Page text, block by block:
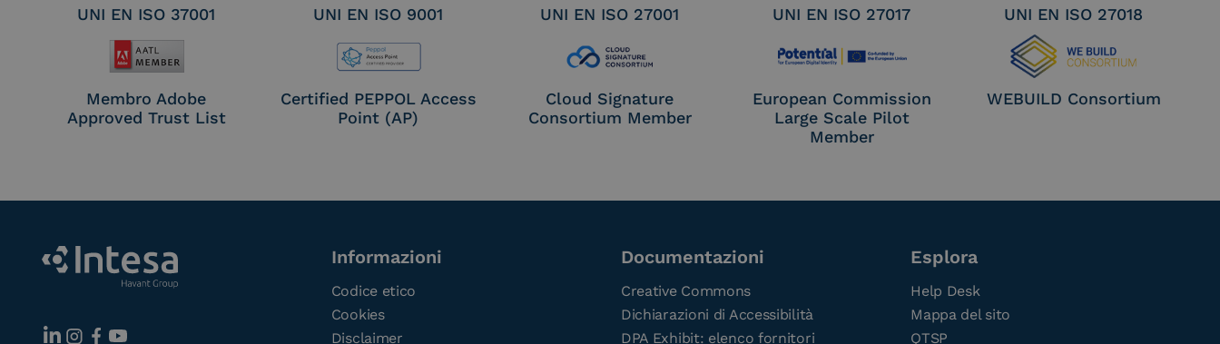
UNI EN ISO 37001 UNI EN ISO 9001 UNI EN ISO 27001 UNI EN ISO 27017 UNI EN ISO 27018
Membro Adobe
Approved Trust List
Certified PEPPOL Access
Point (AP)
Cloud Signature
Consortium Member
European Commission
Large Scale Pilot
Member
WEBUILD Consortium
Informazioni
Codice etico
Cookies
Disclaimer
Documentazioni
Creative Commons
Dichiarazioni di Accessibilità
DPA Exhibit: elenco fornitori
Esplora
Help Desk
Mappa del sito
QTSP